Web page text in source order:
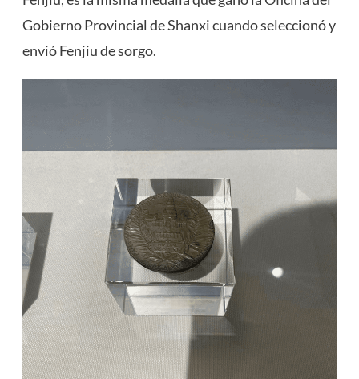
Gobierno Provincial de Shanxi cuando seleccionó y
envió Fenjiu de sorgo.